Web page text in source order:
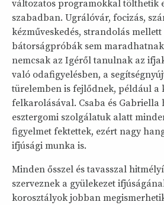
változatos programokkal tölthetik
szabadban. Ugrálóvár, focizás,
kézműveskedés, strandolás
bátorságpróbák sem
nemcsak az Igéről tanulnak az
való odafigyelésben, a
türelemben is fejlődnek, például a
felkarolásával. Csaba és Gabriella
esztergomi szolgálatuk alatt
figyelmet fektettek, ezért nagy
ifjúsági munka is.
Minden ősszel és tavasszal
szerveznek a gyülekezet
korosztályok jobban